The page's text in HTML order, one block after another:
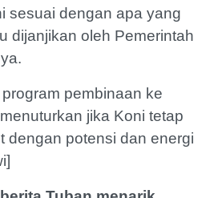
sesuai dengan apa yang
dijanjikan oleh Pemerintah
pembinaan ke
jika Koni tetap
dengan potensi dan energi